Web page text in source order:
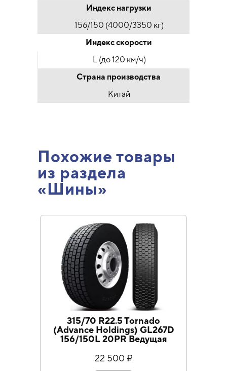
Индекс нагрузки
156/150 (4000/3350 кг)
Индекс скорости
L (до 120 км/ч)
Страна производства
Китай
Похожие товары
из раздела
«Шины»
315/70 R22.5 Tornado
(Advance Holdings) GL267D
156/150L 20PR Ведущая
22 500 ₽